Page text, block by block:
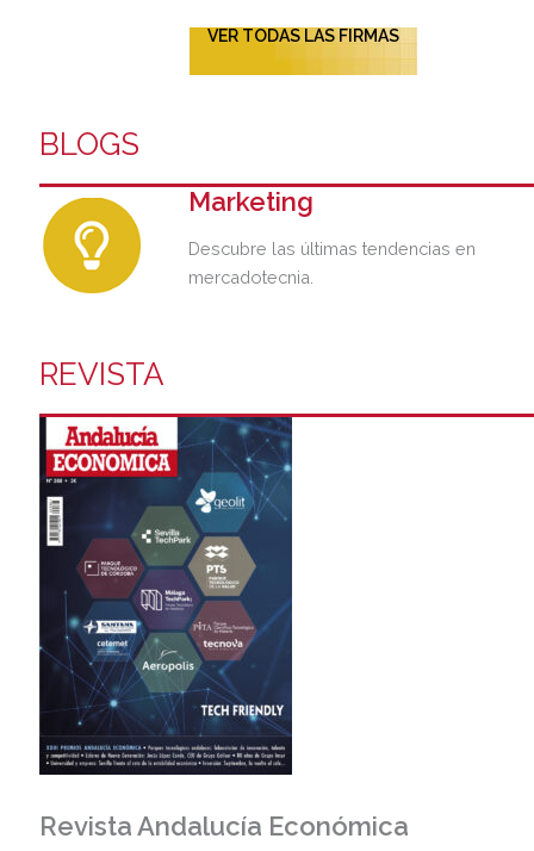
VER TODAS LAS FIRMAS
BLOGS
Marketing
Descubre las últimas tendencias en
mercadotecnia.
REVISTA
Revista Andalucía Económica